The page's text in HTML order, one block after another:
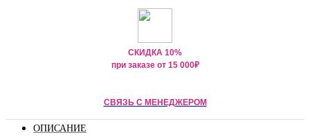
СКИДКА 10%
при заказе от 15 000₽
СВЯЗЬ С МЕНЕДЖЕРОМ
ОПИСАНИЕ